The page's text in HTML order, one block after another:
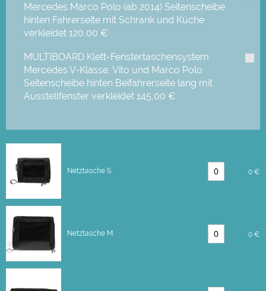
Mercedes Marco Polo (ab 2014) Seitenscheibe
hinten Fahrerseite mit Schrank und Küche
verkleidet 120,00 €
MULTIBOARD Klett-Fenstertaschensystem
Mercedes V-Klasse, Vito und Marco Polo
Seitenscheibe hinten Beifahrerseite lang mit
Ausstellfenster verkleidet 145,00 €
Netztasche S 0 €
Netztasche M 0 €